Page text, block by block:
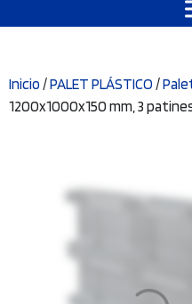
Inicio /PALET PLÁSTICO /
1200x1000x150 mm, 3